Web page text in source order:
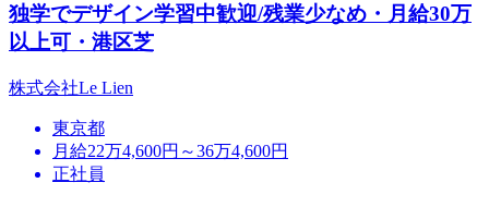
独学でデザイン学習中歓迎/残業少なめ・月給30万
以上可・港区芝
株式会社Le Lien
東京都
月給22万4,600円～36万4,600円
正社員